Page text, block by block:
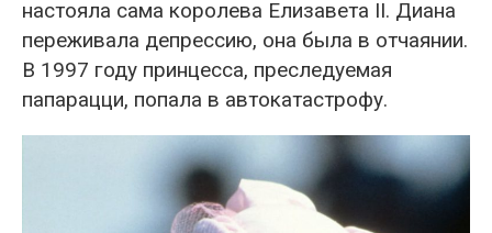
настояла сама королева Елизавета II. Диана
переживала депрессию, она была в отчаянии.
В 1997 году принцесса, преследуемая
папарацци, попала в автокатастрофу.